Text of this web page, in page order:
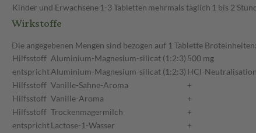
Kinder und Erwachsene 1-3 Tabletten mehrmals täglich 1 bis 2
Wirkstoffe
Die angegebenen Mengen sind bezogen auf 1 Tablette
Hilfsstoff Aluminium-Magnesium-silicat (1:2:3) 500 mg
entsprichtAluminium-Magnesium-silicat (1:2:3) HCl-
Hilfsstoff Vanille-Sahne-Aroma
+
Hilfsstoff Vanille-Aroma
+
Hilfsstoff Trockenmagermilch
+
entsprichtLactose-1-Wasser
+